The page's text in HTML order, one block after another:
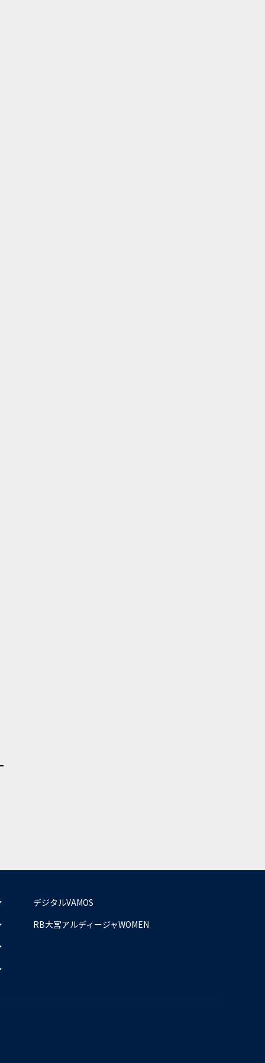
デジタルVAMOS
RB大宮アルディージャWOMEN